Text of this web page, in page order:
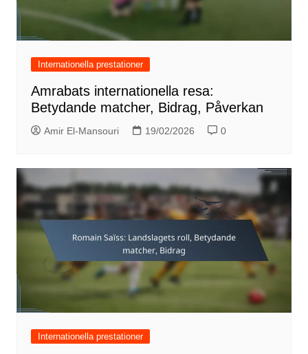
Internationella prestationer
Amrabats internationella resa:
Betydande matcher, Bidrag, Påverkan
Amir El-Mansouri 19/02/2026 0
Internationella prestationer